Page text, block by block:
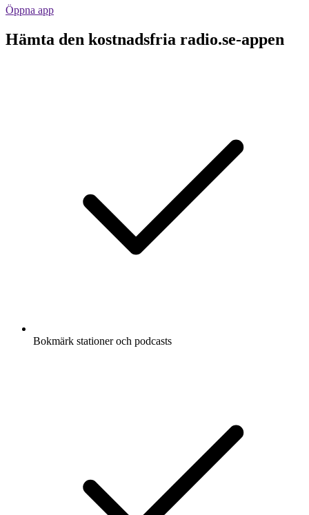
Öppna app
Hämta den kostnadsfria radio.se-appen
Bokmärk stationer och podcasts